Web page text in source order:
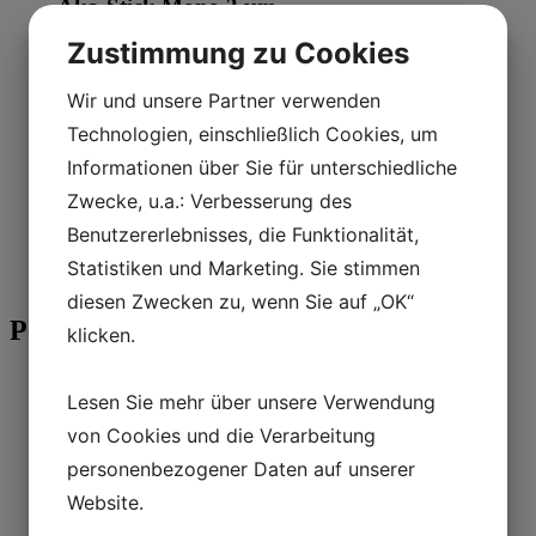
Aka-Stick Mono 3 µm
Kaufen
Aka-Stick Mono 1 µm
Kaufen
Polieren
Magnetic
Self-adhesive
Adapter Discs
Diamantprodukte
2-in-1 Diamantsuspensionen
Zustimmung zu Cookies
Wir und unsere Partner verwenden
Technologien, einschließlich Cookies, um
Informationen über Sie für unterschiedliche
Zwecke, u.a.: Verbesserung des
Benutzererlebnisses, die Funktionalität,
Statistiken und Marketing. Sie stimmen
diesen Zwecken zu, wenn Sie auf „OK“
klicken.
Lesen Sie mehr über unsere Verwendung
von Cookies und die Verarbeitung
personenbezogener Daten auf unserer
Website.